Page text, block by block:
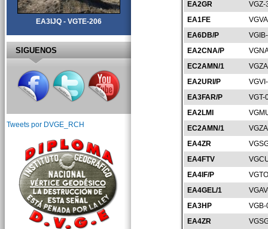
EA2GR
VGZ-
EA1FE
EA6DB/P
EA2CNA/P
EC2AMN/1
EA2URI/P
EA3FAR/P
VGT-
EA2LMI
EC2AMN/1
EA4ZR
EA4FTV
EA4IF/P
EA4GEL/1
EA3HP
EA4ZR
EA3IJQ - VGTE-206
SIGUENOS
Tweets por DVGE_RCH